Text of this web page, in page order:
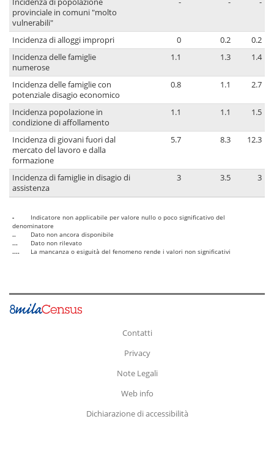
Incidenza di popolazione
provinciale in comuni "molto
vulnerabili"
- - -
Incidenza di alloggi impropri 0 0.2
0.2
Incidenza delle famiglie
numerose
1.1 1.3 1.4
Incidenza delle famiglie con
potenziale disagio economico
0.8 1.1 2.7
Incidenza popolazione in
condizione di affollamento
1.1 1.1 1.5
Incidenza di giovani fuori dal
mercato del lavoro e dalla
formazione
5.7 8.3 12.3
Incidenza di famiglie in disagio di
assistenza
3 3.5 3
-
Indicatore non applicabile per valore nullo o poco significativo del
denominatore
..
Dato non ancora disponibile
...
Dato non rilevato
....
La mancanza o esiguità del fenomeno rende i valori non significativi
Contatti
Privacy
Note Legali
Web info
Dichiarazione di accessibilità